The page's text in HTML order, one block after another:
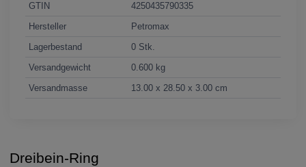
GTIN
4250435790335
Hersteller
Petromax
Lagerbestand
0 Stk.
Versandgewicht
0.600 kg
Versandmasse
13.00 x 28.50 x 3.00 cm
Dreibein-Ring